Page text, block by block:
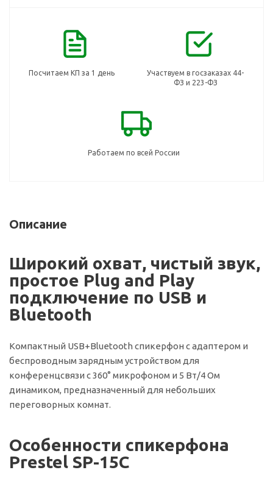
Посчитаем КП за 1 день
Участвуем в госзаказах 44-
ФЗ и 223-ФЗ
Работаем по всей России
Описание
Широкий охват, чистый звук,
простое Plug and Play
подключение по USB и
Bluetooth
Компактный USB+Bluetooth спикерфон с адаптером и
беспроводным зарядным устройством для
конференцсвязи с 360° микрофоном и 5 Вт/4 Ом
динамиком, предназначенный для небольших
переговорных комнат.
Особенности cпикерфона
Prestel SP-15C